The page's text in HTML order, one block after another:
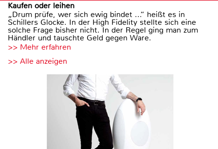
Kaufen oder leihen
„Drum prüfe, wer sich ewig bindet ...“ heißt es in
Schillers Glocke. In der High Fidelity stellte sich eine
solche Frage bisher nicht. In der Regel ging man zum
Händler und tauschte Geld gegen Ware.
>> Mehr erfahren
>> Alle anzeigen